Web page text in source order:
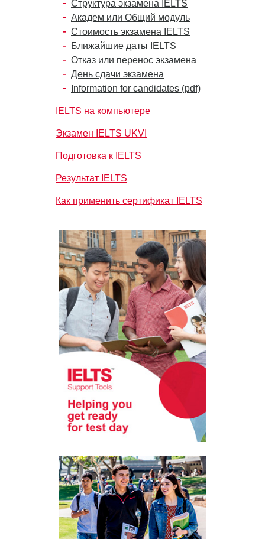
Структура экзамена IELTS
Академ или Общий модуль
Стоимость экзамена IELTS
Ближайшие даты IELTS
Отказ или перенос экзамена
День сдачи экзамена
Information for candidates (pdf)
IELTS на компьютере
Экзамен IELTS UKVI
Подготовка к IELTS
Результат IELTS
Как применить сертификат IELTS